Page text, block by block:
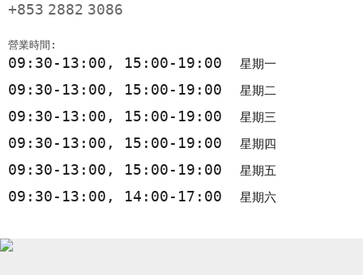
+853 2882 3086
營業時間:
09:30-13:00, 15:00-19:00 星期一
09:30-13:00, 15:00-19:00 星期二
09:30-13:00, 15:00-19:00 星期三
09:30-13:00, 15:00-19:00 星期四
09:30-13:00, 15:00-19:00 星期五
09:30-13:00, 14:00-17:00 星期六